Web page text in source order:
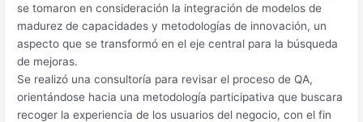
se tomaron en consideración la integración de modelos de
madurez de capacidades y metodologías de innovación, un
aspecto que se transformó en el eje central para la búsqueda
de mejoras.
Se realizó una consultoría para revisar el proceso de QA,
orientándose hacia una metodología participativa que buscara
recoger la experiencia de los usuarios del negocio, con el fin